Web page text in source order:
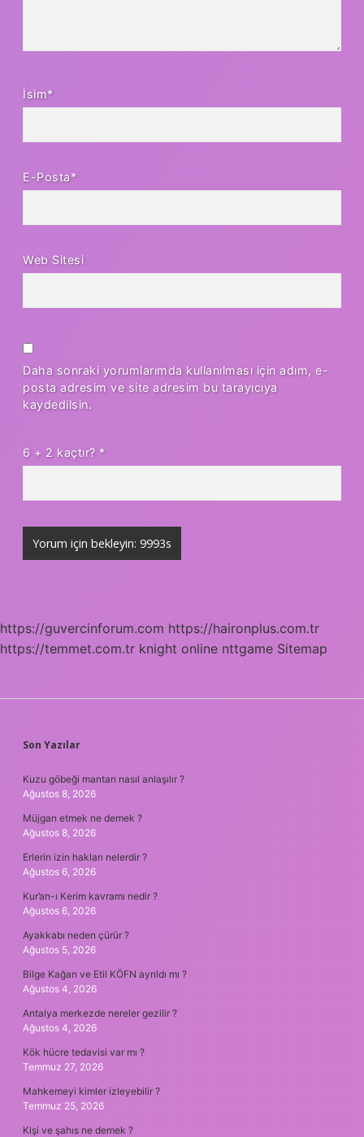
İsim*
E-Posta*
Web Sitesi
Daha sonraki yorumlarımda kullanılması için adım, e-
posta adresim ve site adresim bu tarayıcıya
kaydedilsin.
6 + 2 kaçtır? *
https://guvercinforum.com https://haironplus.com.tr
https://temmet.com.tr knight online nttgame Sitemap
SIDEBAR
Son Yazılar
Kuzu göbeği mantarı nasıl anlaşılır ?
Ağustos 8, 2026
Müjgan etmek ne demek ?
Ağustos 8, 2026
Erlerin izin hakları nelerdir ?
Ağustos 6, 2026
Kur’an-ı Kerim kavramı nedir ?
Ağustos 6, 2026
Ayakkabı neden çürür ?
Ağustos 5, 2026
Bilge Kağan ve Etil KÖFN ayrıldı mı ?
Ağustos 4, 2026
Antalya merkezde nereler gezilir ?
Ağustos 4, 2026
Kök hücre tedavisi var mı ?
Temmuz 27, 2026
Mahkemeyi kimler izleyebilir ?
Temmuz 25, 2026
Kişi ve şahıs ne demek ?